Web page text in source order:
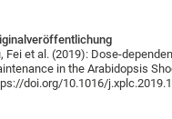
Fei et al. (2019): Dose-
in the Arabidopsis
doi.org/10.1016/